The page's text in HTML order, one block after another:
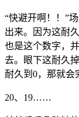
“快避开啊！！”
出来。因为这耐
也是这个数字，
去。眼下这耐久
耐久到0，那就会
20、19……